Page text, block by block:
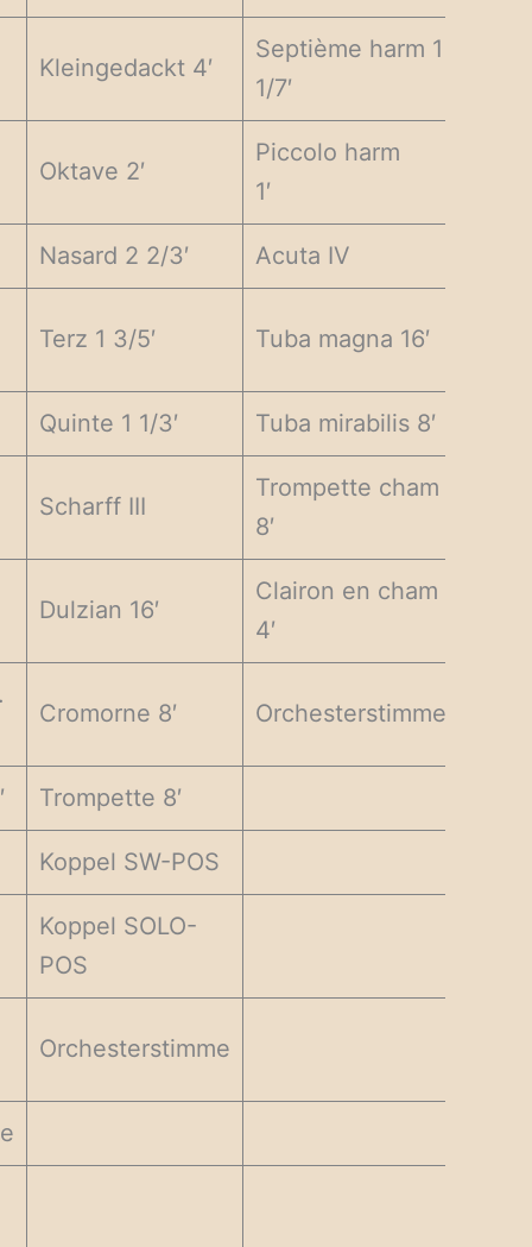
Kleingedackt 4′
Septième harm 1
1/7′
Oktave 2′
Piccolo harm
1′
Nasard 2 2/3′ Acuta IV
Terz 1 3/5′ Tuba magna 16′
Quinte 1 1/3′ Tuba mirabilis 8′
Scharff III
Trompette cham
8′
Dulzian 16′
Clairon en cham
4′
Cromorne 8′ Orchesterstimme
Trompette 8′
Koppel SW-POS
Koppel SOLO-
POS
Orchesterstimme